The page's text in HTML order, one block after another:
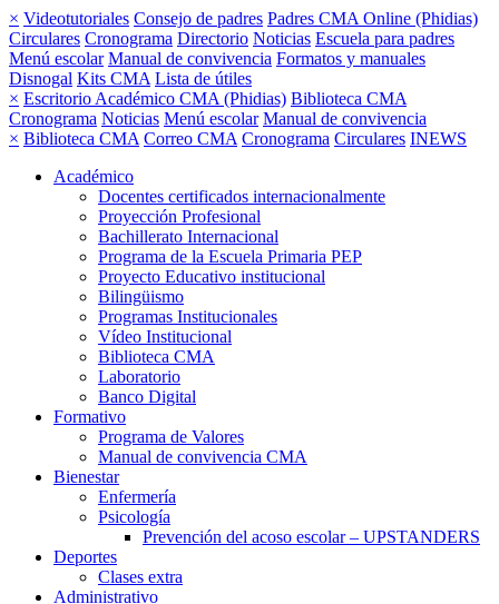
× Videotutoriales Consejo de padres Padres CMA Online (Phidias)
Circulares Cronograma Directorio Noticias Escuela para padres
Menú escolar Manual de convivencia Formatos y manuales
Disnogal Kits CMA Lista de útiles
× Escritorio Académico CMA (Phidias) Biblioteca CMA
Cronograma Noticias Menú escolar Manual de convivencia
× Biblioteca CMA Correo CMA Cronograma Circulares INEWS
Académico
Docentes certificados internacionalmente
Proyección Profesional
Bachillerato Internacional
Programa de la Escuela Primaria PEP
Proyecto Educativo institucional
Bilingüismo
Programas Institucionales
Vídeo Institucional
Biblioteca CMA
Laboratorio
Banco Digital
Formativo
Programa de Valores
Manual de convivencia CMA
Bienestar
Enfermería
Psicología
Prevención del acoso escolar – UPSTANDERS
Deportes
Clases extra
Administrativo